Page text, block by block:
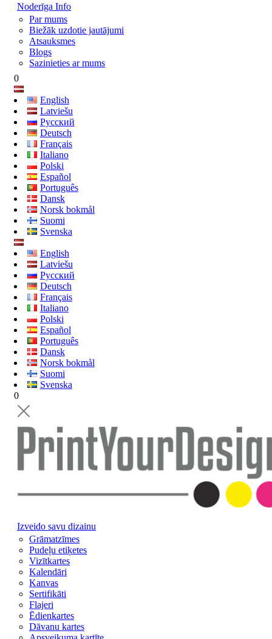
Noderīga Info
Par mums
Biežāk uzdotie jautājumi
Atsauksmes
Blogs
Sazinieties ar mums
0
English
Latviešu
Русский
Deutsch
Français
Italiano
Polski
Español
Português
Dansk
Norsk bokmål
Suomi
Svenska
English
Latviešu
Русский
Deutsch
Français
Italiano
Polski
Español
Português
Dansk
Norsk bokmål
Suomi
Svenska
0
Izveido savu dizainu
Grāmatzīmes
Pudeļu etiķetes
Vizītkartes
Kalendāri
Kanvas
Sertifikāti
Flajeri
Ēdienkartes
Dāvanu kartes